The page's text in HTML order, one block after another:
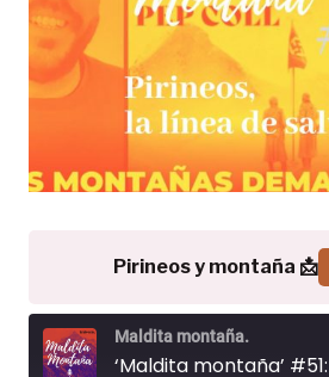
Pirineos y montaña 📩
Maldita montaña.